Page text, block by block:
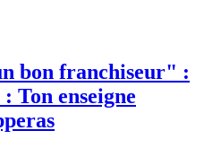
bon franchiseur" :
Ton enseigne